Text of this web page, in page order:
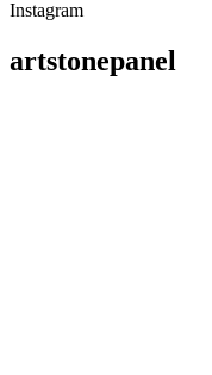
Instagram
artstonepanel